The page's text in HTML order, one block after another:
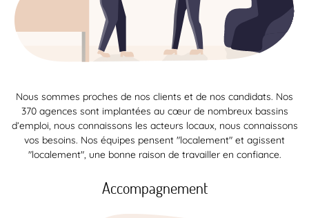
Nous sommes proches de nos clients et de nos candidats. Nos
370 agences sont implantées au cœur de nombreux bassins
d’emploi, nous connaissons les acteurs locaux, nous connaissons
vos besoins. Nos équipes pensent "localement" et agissent
"localement", une bonne raison de travailler en confiance.
Accompagnement